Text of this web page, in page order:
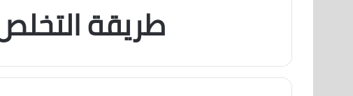
طريقة